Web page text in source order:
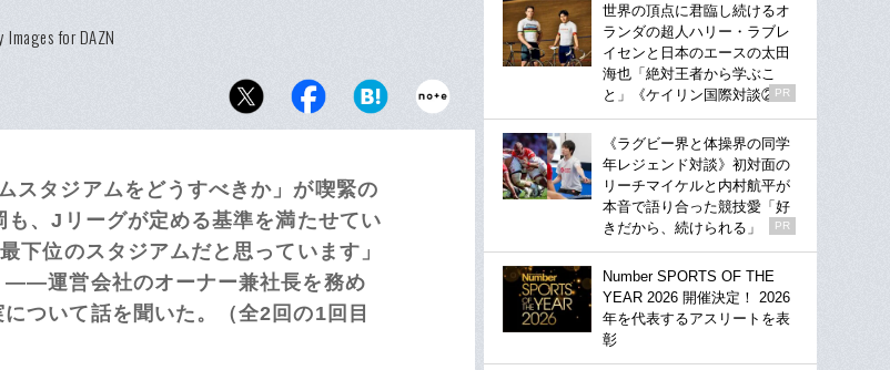
Images for DAZN
スタジアムをどうすべきか」が喫緊の
、Jリーグが定める基準を満たせてい
下位のスタジアムだと思っています」
――運営会社のオーナー兼社長を務め
ついて話を聞いた。（全2回の1回目
世界の頂点に君臨し続けるオ
ランダの超人ハリー・ラブレ
イセンと日本のエースの太田
海也「絶対王者から学ぶこ
と」《ケイリン国際対談②》
PR
《ラグビー界と体操界の同学
年レジェンド対談》初対面の
リーチマイケルと内村航平が
本音で語り合った競技愛「好
きだから、続けられる」
PR
Number SPORTS OF THE
YEAR 2026 開催決定！ 2026
年を代表するアスリートを表
彰